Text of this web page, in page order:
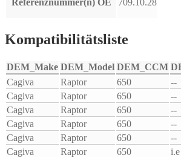
Referenznummer(n) OE 709.10.28
Kompatibilitätsliste
DEM_Make DEM_Model DEM_CCM
Cagiva
Raptor 650 --
Cagiva
Raptor 650 --
Cagiva
Raptor 650 --
Cagiva
Raptor 650 --
Cagiva
Raptor 650 --
Cagiva
Raptor 650 i.e